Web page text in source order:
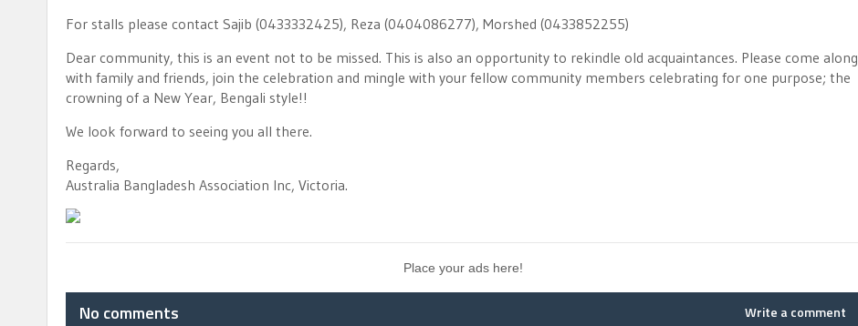
For stalls please contact Sajib (0433332425), Reza (0404086277), Morshed (0433852255)
Dear community, this is an event not to be missed. This is also an opportunity to rekindle old acquaintances. Please come along
with family and friends, join the celebration and mingle with your fellow community members celebrating for one purpose; the
crowning of a New Year, Bengali style!!
We look forward to seeing you all there.
Regards,
Australia Bangladesh Association Inc, Victoria.
Place your ads here!
No comments Write a comment